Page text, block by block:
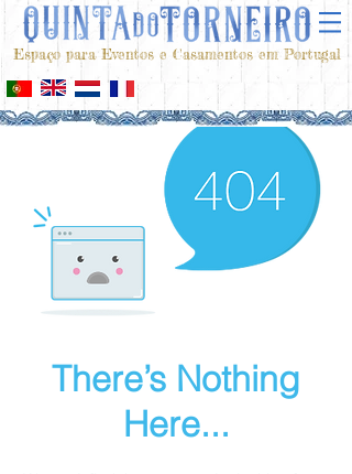
Espaço para Eventos e Casamentos em Portugal
There’s Nothing
Here...